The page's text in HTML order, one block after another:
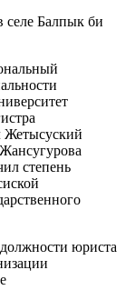
селе Балпык би
Жетысуский
степень
должности юриста